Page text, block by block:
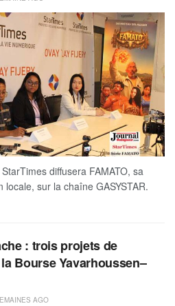
diffusera FAMATO, sa
sur la chaîne GASYSTAR.
: trois projets de
Bourse Yavarhoussen–
AGO